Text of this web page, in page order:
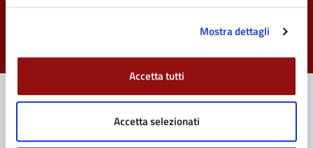
Mostra dettagli
Accetta tutti
Accetta selezionati
Contatta il Comune